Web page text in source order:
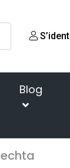
Blog